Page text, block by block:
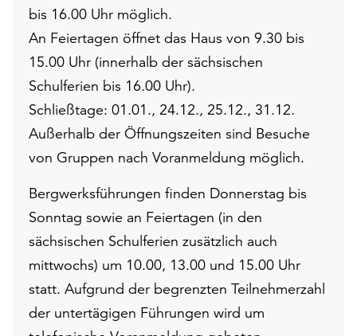
bis 16.00 Uhr möglich.
An Feiertagen öffnet das Haus von 9.30 bis
15.00 Uhr (innerhalb der sächsischen
Schulferien bis 16.00 Uhr).
Schließtage: 01.01., 24.12., 25.12., 31.12.
Außerhalb der Öffnungszeiten sind Besuche
von Gruppen nach Voranmeldung möglich.
Bergwerksführungen finden Donnerstag bis
Sonntag sowie an Feiertagen (in den
sächsischen Schulferien zusätzlich auch
mittwochs) um 10.00, 13.00 und 15.00 Uhr
statt. Aufgrund der begrenzten Teilnehmerzahl
der untertägigen Führungen wird um